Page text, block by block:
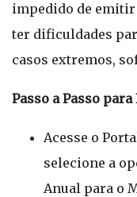
impedido de emitir
ter dificuldades
casos extremos,
Passo a Passo
Acesse o
selecione a
Anual para o